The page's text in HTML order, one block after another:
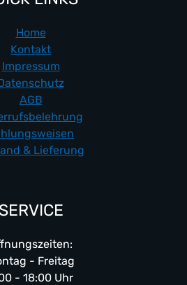
Home
Kontakt
Impressum
AGB
& Lieferung
SERVICE
- Freitag
- 18:00 Uhr